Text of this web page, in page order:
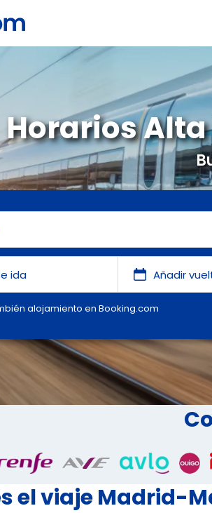
Horarios
alojamiento en Booking.com
el viaje Madrid-